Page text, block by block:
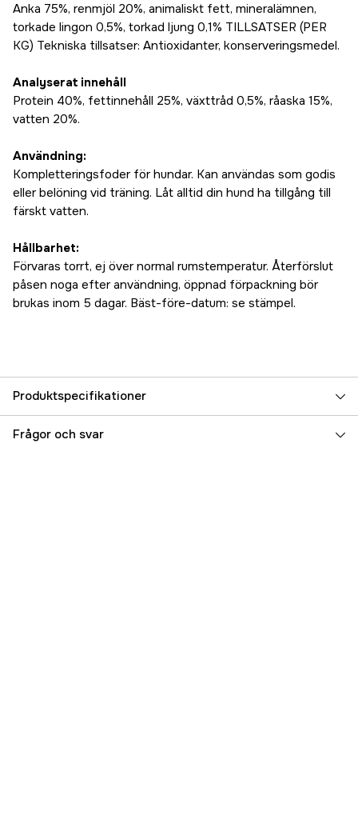
Anka 75%, renmjöl 20%, animaliskt fett, mineralämnen,
torkade lingon 0,5%, torkad ljung 0,1% TILLSATSER (PER
KG) Tekniska tillsatser: Antioxidanter, konserveringsmedel.
Analyserat innehåll
Protein 40%, fettinnehåll 25%, växttråd 0,5%, råaska 15%,
vatten 20%.
Användning:
Kompletteringsfoder för hundar. Kan användas som godis
eller belöning vid träning. Låt alltid din hund ha tillgång till
färskt vatten.
Hållbarhet:
Förvaras torrt, ej över normal rumstemperatur. Återförslut
påsen noga efter användning, öppnad förpackning bör
brukas inom 5 dagar. Bäst-före-datum: se stämpel.
Produktspecifikationer
Referensnummer 3000067445
Frågor och svar